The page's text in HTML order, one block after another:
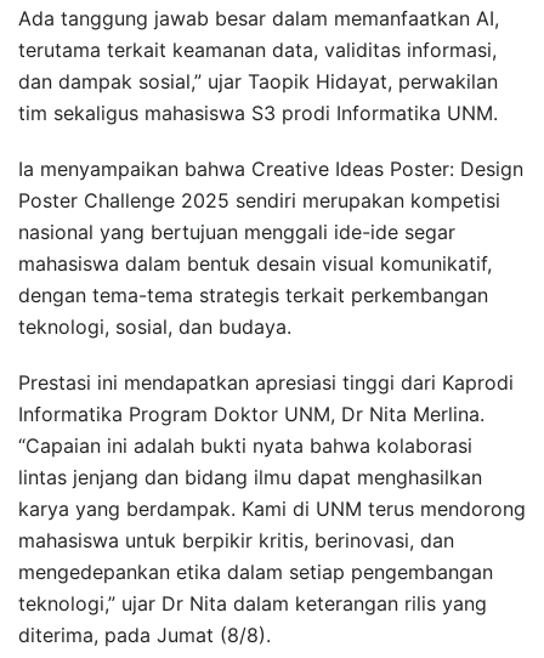
Ada tanggung jawab besar dalam memanfaatkan AI,
terutama terkait keamanan data, validitas informasi,
dan dampak sosial,” ujar Taopik Hidayat, perwakilan
tim sekaligus mahasiswa S3 prodi Informatika UNM.
Ia menyampaikan bahwa Creative Ideas Poster: Design
Poster Challenge 2025 sendiri merupakan kompetisi
nasional yang bertujuan menggali ide-ide segar
mahasiswa dalam bentuk desain visual komunikatif,
dengan tema-tema strategis terkait perkembangan
teknologi, sosial, dan budaya.
Prestasi ini mendapatkan apresiasi tinggi dari Kaprodi
Informatika Program Doktor UNM, Dr Nita Merlina.
“Capaian ini adalah bukti nyata bahwa kolaborasi
lintas jenjang dan bidang ilmu dapat menghasilkan
karya yang berdampak. Kami di UNM terus mendorong
mahasiswa untuk berpikir kritis, berinovasi, dan
mengedepankan etika dalam setiap pengembangan
teknologi,” ujar Dr Nita dalam keterangan rilis yang
diterima, pada Jumat (8/8).